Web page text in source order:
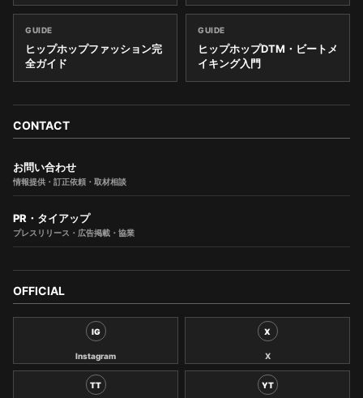
GUIDE
ヒップホップファッション完
全ガイド
GUIDE
ヒップホップDTM・ビートメ
イキング入門
CONTACT
お問い合わせ
情報提供・訂正依頼・取材相談
PR・タイアップ
プレスリリース・広告掲載・協業
OFFICIAL
IG
Instagram
X
X
TT YT